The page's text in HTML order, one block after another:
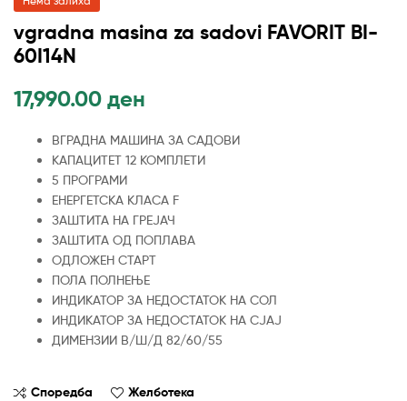
vgradna masina za sadovi FAVORIT BI-
60I14N
17,990.00 ден
ВГРАДНА МАШИНА ЗА САДОВИ
КАПАЦИТЕТ 12 КОМПЛЕТИ
5 ПРОГРАМИ
ЕНЕРГЕТСКА КЛАСА F
ЗАШТИТА НА ГРЕЈАЧ
ЗАШТИТА ОД ПОПЛАВА
ОДЛОЖЕН СТАРТ
ПОЛА ПОЛНЕЊЕ
ИНДИКАТОР ЗА НЕДОСТАТОК НА СОЛ
ИНДИКАТОР ЗА НЕДОСТАТОК НА СЈАЈ
ДИМЕНЗИИ В/Ш/Д 82/60/55
Споредба Желботека